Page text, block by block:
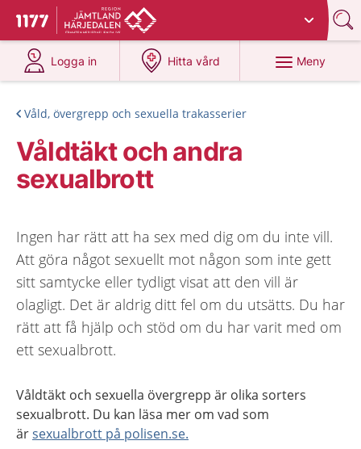
Till startsidan för 1177
Du har valt region
Logga in
på 1177.se
Hitta vård
på 1177.se
Meny
Våld, övergrepp och sexuella trakasserier
Våldtäkt och andra
sexualbrott
Ingen har rätt att ha sex med dig om du inte vill.
Att göra något sexuellt mot någon som inte gett
sitt samtycke eller tydligt visat att den vill är
olagligt. Det är aldrig ditt fel om du utsätts. Du har
rätt att få hjälp och stöd om du har varit med om
ett sexualbrott.
Våldtäkt och sexuella övergrepp är olika sorters
sexualbrott. Du kan läsa mer om vad som
ärsexualbrott på polisen.se.